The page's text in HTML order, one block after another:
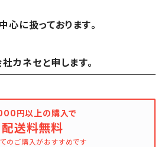
心に扱っております。
カネセと申します。
円以上の購入で
配送料無料
のご購入がおすすめです